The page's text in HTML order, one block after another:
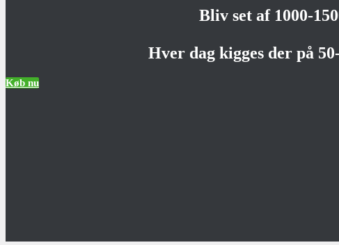
Bliv set af 1000-
Hver dag kigges der på
Køb nu